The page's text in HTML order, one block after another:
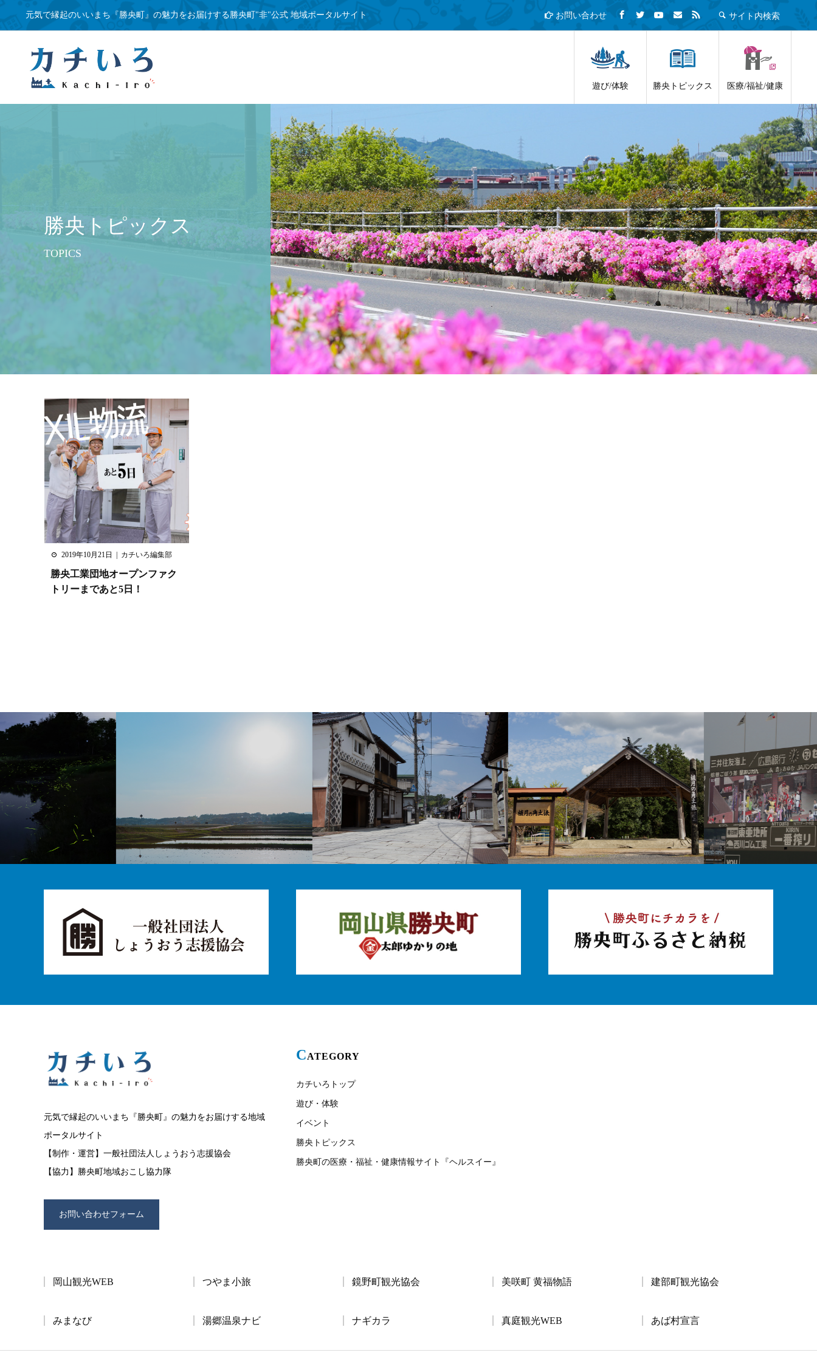
元気で縁起のいいまち『勝央町』の魅力をお届けする勝央町"非"公式 地域ポータルサイト お問い合わせ サイト内検索
遊び/体験 勝央トピックス 医療/福祉/健康
勝央トピックス
TOPICS
2019年10月21日 カチいろ編集部
勝央工業団地オープンファク
トリーまであと5日！
元気で縁起のいいまち『勝央町』の魅力をお届けする地域
ポータルサイト
【制作・運営】一般社団法人しょうおう志援協会
【協力】勝央町地域おこし協力隊
お問い合わせフォーム
CATEGORY
カチいろトップ
遊び・体験
イベント
勝央トピックス
勝央町の医療・福祉・健康情報サイト『ヘルスイー』
岡山観光WEB つやま小旅 鏡野町観光協会 美咲町 黄福物語 建部町観光協会
みまなび 湯郷温泉ナビ ナギカラ 真庭観光WEB あば村宣言